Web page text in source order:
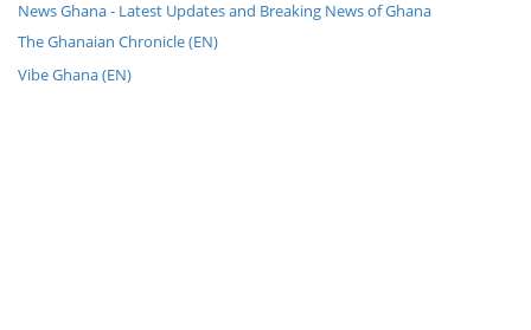
News Ghana - Latest Updates and Breaking News of Ghana
The Ghanaian Chronicle (EN)
Vibe Ghana (EN)